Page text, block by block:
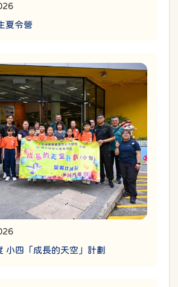
夏令營
小四「成長的天空」計劃